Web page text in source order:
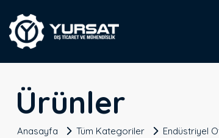
Ürünler
Anasayfa Tüm Kategoriler Endüstriyel